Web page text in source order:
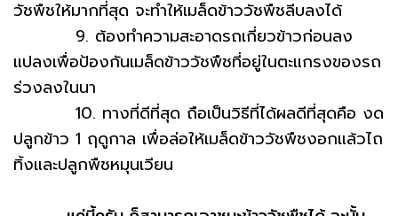
วัชพืชให้มากที่สุด จะทำให้เมล็ดข้าววัชพืชลีบลงได้
9. ต้องทำความสะอาดรถเกี่ยวข้าวก่อนลง
แปลงเพื่อป้องกันเมล็ดข้าววัชพืชที่อยู่ในตะแกรงของรถ
ร่วงลงในนา
10. ทางที่ดีที่สุด ถือเป็นวิธีที่ได้ผลดีที่สุดคือ งด
ปลูกข้าว 1 ฤดูกาล เพื่อล่อให้เมล็ดข้าววัชพืชงอกแล้วไถ
ทิ้งและปลูกพืชหมุนเวียน